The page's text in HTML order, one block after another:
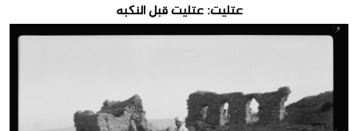
عتليت: عتليت قبل النكبه